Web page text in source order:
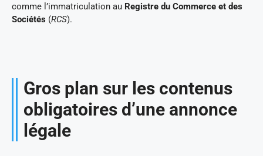
comme l’immatriculation au Registre du Commerce et des
Sociétés (RCS).
Gros plan sur les contenus
obligatoires d’une annonce
légale